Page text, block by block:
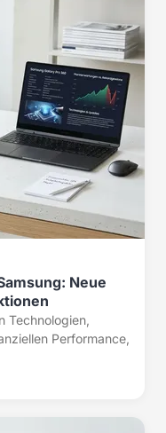
Neue
Technologien,
Performance,